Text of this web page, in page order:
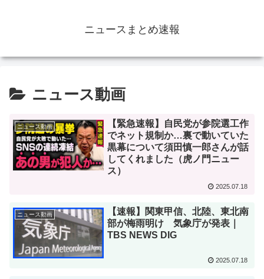
ニュースまとめ速報
ニュース動画
ニュース動画
【緊急速報】自民党が参院選工作
でネット規制か…裏で動いていた
黒幕について須田慎一郎さんが話
してくれました（虎ノ門ニュー
ス）
2025.07.18
ニュース動画
【速報】関東甲信、北陸、東北南
部が梅雨明け 気象庁が発表｜
TBS NEWS DIG
2025.07.18